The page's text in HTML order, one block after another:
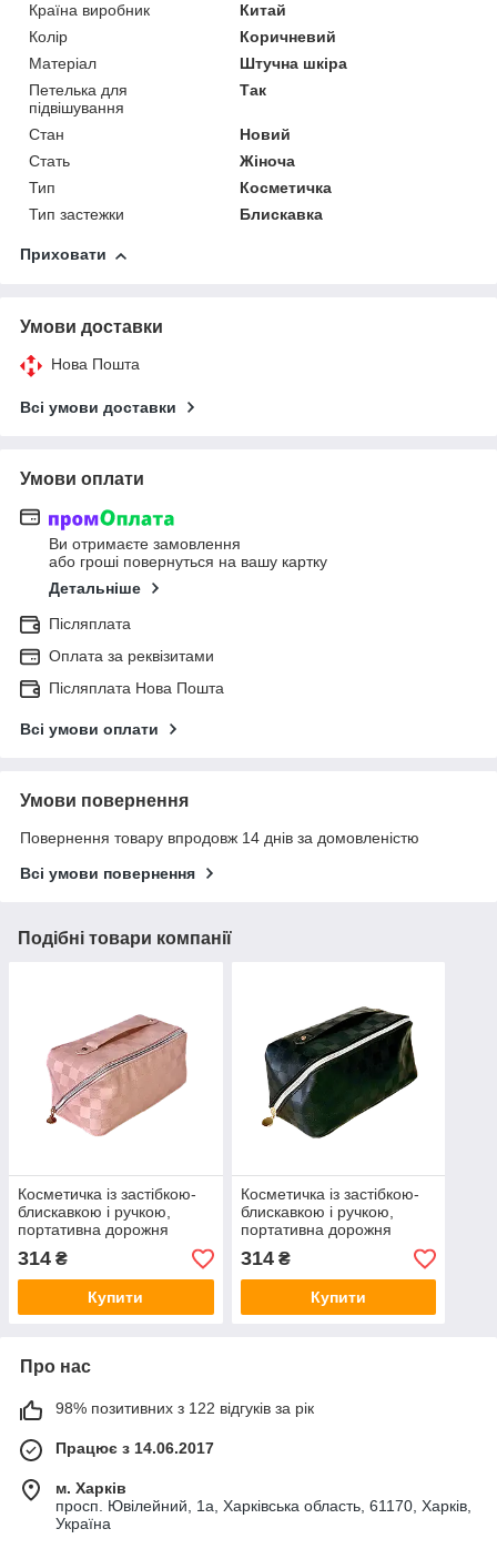
Країна виробник
Китай
Колір
Коричневий
Матеріал
Штучна шкіра
Петелька для
підвішування
Так
Стан
Новий
Стать
Жіноча
Тип
Косметичка
Тип застежки
Блискавка
Приховати
Умови доставки
Нова Пошта
Всі умови доставки
Умови оплати
Ви отримаєте замовлення
або гроші повернуться на вашу картку
Детальніше
Післяплата
Оплата за реквізитами
Післяплата Нова Пошта
Всі умови оплати
Умови повернення
Повернення товару впродовж 14 днів за домовленістю
Всі умови повернення
Подібні товари компанії
Косметичка із застібкою-
блискавкою і ручкою,
портативна дорожня
косметичка KS-224/13
рожева
314 ₴
Купити
Косметичка із застібкою-
блискавкою і ручкою,
портативна дорожня
косметичка KS-224/13
чорна
314₴
Купити
Про нас
98% позитивних з 122 відгуків за рік
Працює з 14.06.2017
м. Харків
просп. Ювілейний, 1а, Харківська область, 61170, Харків,
Україна